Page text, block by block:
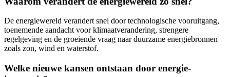
De energiewereld verandert snel door technologische vooruitgang,
toenemende aandacht voor klimaatverandering, strengere
regelgeving en de groeiende vraag naar duurzame energiebronnen
zoals zon, wind en waterstof.
Welke nieuwe kansen ontstaan door energie-